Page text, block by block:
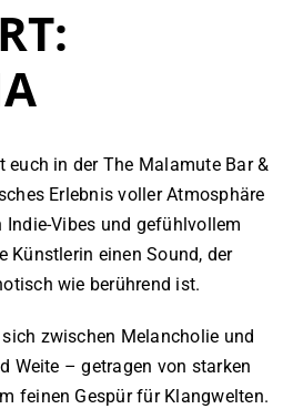
euch in der The Malamute Bar &
Erlebnis voller Atmosphäre
Vibes und gefühlvollem
Künstlerin einen Sound, der
wie berührend ist.
zwischen Melancholie und
Weite – getragen von starken
feinen Gespür für Klangwelten.